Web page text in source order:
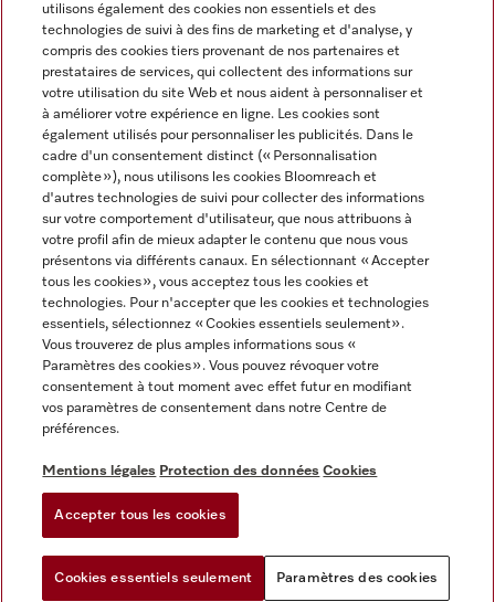
Langue
FRANÇAIS
Mentions légales
CGV
Protection des données
Paramètres des cookies
Miele sur Youtube
utilisons également des cookies non essentiels et des
technologies de suivi à des fins de marketing et d'analyse, y
compris des cookies tiers provenant de nos partenaires et
prestataires de services, qui collectent des informations sur
votre utilisation du site Web et nous aident à personnaliser et
à améliorer votre expérience en ligne. Les cookies sont
également utilisés pour personnaliser les publicités. Dans le
cadre d'un consentement distinct (« Personnalisation
complète »), nous utilisons les cookies Bloomreach et
d'autres technologies de suivi pour collecter des informations
sur votre comportement d'utilisateur, que nous attribuons à
votre profil afin de mieux adapter le contenu que nous vous
présentons via différents canaux. En sélectionnant « Accepter
tous les cookies », vous acceptez tous les cookies et
technologies. Pour n'accepter que les cookies et technologies
essentiels, sélectionnez « Cookies essentiels seulement».
Vous trouverez de plus amples informations sous «
Paramètres des cookies ». Vous pouvez révoquer votre
consentement à tout moment avec effet futur en modifiant
vos paramètres de consentement dans notre Centre de
préférences.
Mentions légales Protection des données Cookies
Accepter tous les cookies
Cookies essentiels seulement Paramètres des cookies